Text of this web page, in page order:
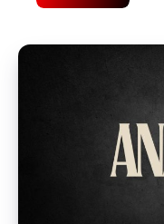
réussir
le
bien-
être